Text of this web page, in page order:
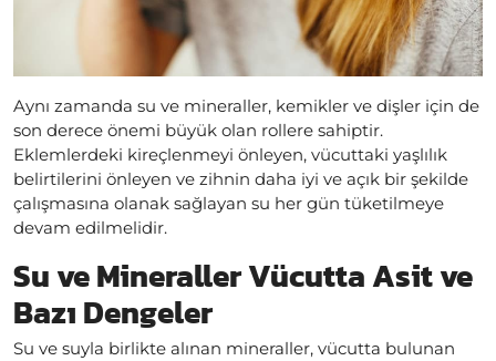
Aynı zamanda su ve mineraller, kemikler ve dişler için de
son derece önemi büyük olan rollere sahiptir.
Eklemlerdeki kireçlenmeyi önleyen, vücuttaki yaşlılık
belirtilerini önleyen ve zihnin daha iyi ve açık bir şekilde
çalışmasına olanak sağlayan su her gün tüketilmeye
devam edilmelidir.
Su ve Mineraller Vücutta Asit ve
Bazı Dengeler
Su ve suyla birlikte alınan mineraller, vücutta bulunan